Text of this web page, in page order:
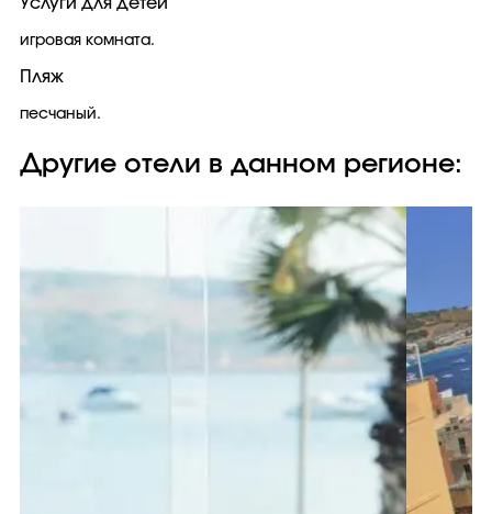
игровая комната.
Пляж
песчаный.
Другие отели в данном регионе: